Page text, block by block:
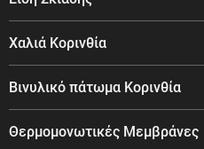
Χαλιά Κορινθία
Βινυλικό πάτωμα Κορινθία
Θερμομονωτικές Μεμβράνες